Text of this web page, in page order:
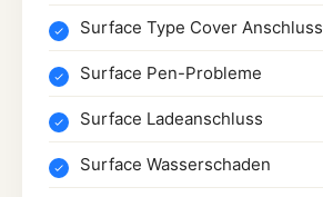
Surface Type Cover Anschluss
Surface Pen-Probleme
Surface Ladeanschluss
Surface Wasserschaden